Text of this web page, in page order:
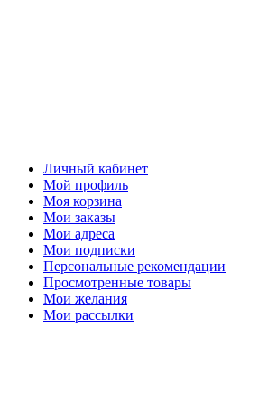
Личный кабинет
Мой профиль
Моя корзина
Мои заказы
Мои адреса
Мои подписки
Персональные рекомендации
Просмотренные товары
Мои желания
Мои рассылки